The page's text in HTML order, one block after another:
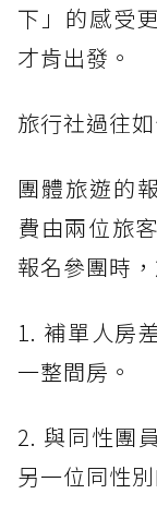
下」的感受
才肯出發。
旅行社過往
團體旅遊的
費由兩位旅
報名參團時
1. 補單人房
一整間房。
2. 與同性團
另一位同性